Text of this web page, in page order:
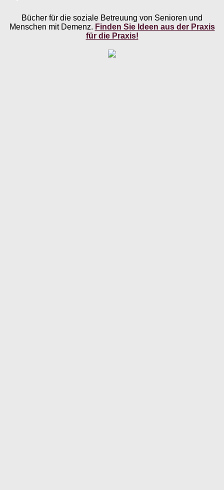
Bücher für die soziale Betreuung von Senioren und
Menschen mit Demenz. Finden Sie Ideen aus der Praxis
für die Praxis!